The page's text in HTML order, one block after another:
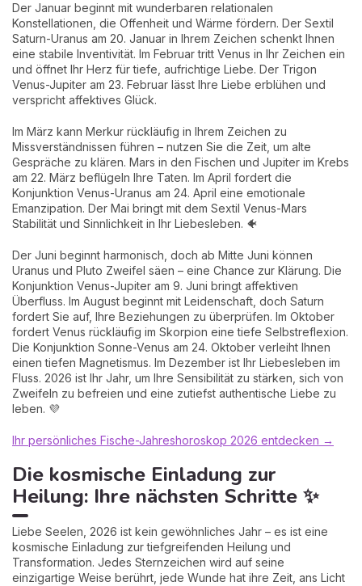
Der Januar beginnt mit wunderbaren relationalen
Konstellationen, die Offenheit und Wärme fördern. Der Sextil
Saturn-Uranus am 20. Januar in Ihrem Zeichen schenkt Ihnen
eine stabile Inventivität. Im Februar tritt Venus in Ihr Zeichen ein
und öffnet Ihr Herz für tiefe, aufrichtige Liebe. Der Trigon
Venus-Jupiter am 23. Februar lässt Ihre Liebe erblühen und
verspricht affektives Glück.
Im März kann Merkur rückläufig in Ihrem Zeichen zu
Missverständnissen führen – nutzen Sie die Zeit, um alte
Gespräche zu klären. Mars in den Fischen und Jupiter im Krebs
am 22. März beflügeln Ihre Taten. Im April fordert die
Konjunktion Venus-Uranus am 24. April eine emotionale
Emanzipation. Der Mai bringt mit dem Sextil Venus-Mars
Stabilität und Sinnlichkeit in Ihr Liebesleben. 🐠
Der Juni beginnt harmonisch, doch ab Mitte Juni können
Uranus und Pluto Zweifel säen – eine Chance zur Klärung. Die
Konjunktion Venus-Jupiter am 9. Juni bringt affektiven
Überfluss. Im August beginnt mit Leidenschaft, doch Saturn
fordert Sie auf, Ihre Beziehungen zu überprüfen. Im Oktober
fordert Venus rückläufig im Skorpion eine tiefe Selbstreflexion.
Die Konjunktion Sonne-Venus am 24. Oktober verleiht Ihnen
einen tiefen Magnetismus. Im Dezember ist Ihr Liebesleben im
Fluss. 2026 ist Ihr Jahr, um Ihre Sensibilität zu stärken, sich von
Zweifeln zu befreien und eine zutiefst authentische Liebe zu
leben. 💜
Ihr persönliches Fische-Jahreshoroskop 2026 entdecken →
Die kosmische Einladung zur
Heilung: Ihre nächsten Schritte ✨
Liebe Seelen, 2026 ist kein gewöhnliches Jahr – es ist eine
kosmische Einladung zur tiefgreifenden Heilung und
Transformation. Jedes Sternzeichen wird auf seine
einzigartige Weise berührt, jede Wunde hat ihre Zeit, ans Licht